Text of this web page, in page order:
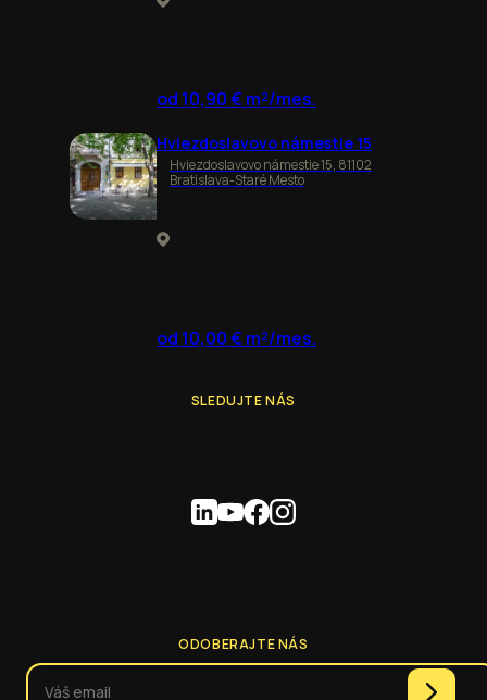
od 10,90 € m²/mes.
Hviezdoslavovo námestie 15
Hviezdoslavovo námestie 15, 81102
Bratislava-Staré Mesto
od 10,00 € m²/mes.
SLEDUJTE NÁS
ODOBERAJTE NÁS